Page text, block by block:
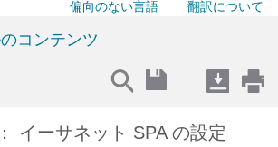
偏向のない言語 翻訳について
コンテンツ
イーサネット SPA の設定